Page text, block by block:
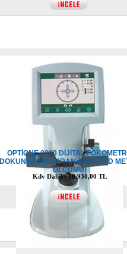
OPTİONE 8000 DİJİTAL
DOKUNMATİK EKRAN (UV VE PD
ÖLÇÜMÜ)
Kdv Dahil : 78.930,00 TL